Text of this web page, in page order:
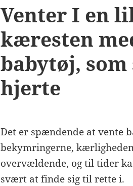
Venter I en
kæresten
babytøj,
hjerte
Det er spændende at vente
bekymringerne,
overvældende, og til tider
svært at finde sig til rette i.